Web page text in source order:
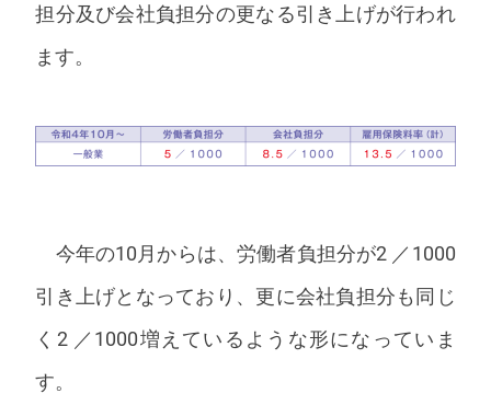
担分及び会社負担分の更なる引き上げが行われ
ます。
今年の10月からは、労働者負担分が2 ／1000
引き上げとなっており、更に会社負担分も同じ
く2 ／1000増えているような形になっていま
す。